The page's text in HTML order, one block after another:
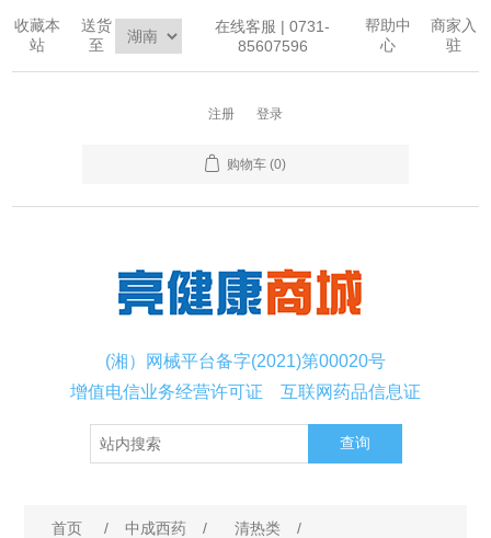
收藏本
站
送货
至
在线客服 | 0731-
85607596
帮助中
心
商家入
驻
注册 登录
购物车 (0)
(湘）网械平台备字(2021)第00020号
增值电信业务经营许可证
互联网药品信息证
首页 / 中成西药 / 清热类
/